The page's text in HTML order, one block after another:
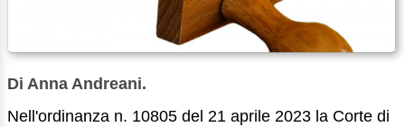
Di Anna Andreani.
Nell'ordinanza n. 10805 del 21 aprile 2023 la Corte di